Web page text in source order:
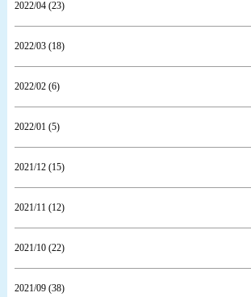
2022/04 (23)
2022/03 (18)
2022/02 (6)
2022/01 (5)
2021/12 (15)
2021/11 (12)
2021/10 (22)
2021/09 (38)